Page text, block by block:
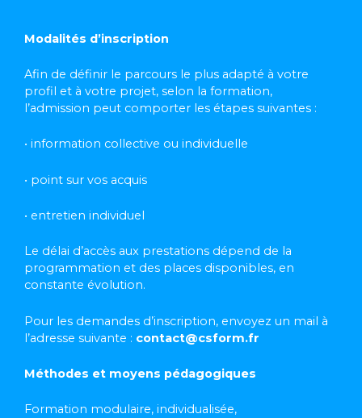
Modalités d’inscription
Afin de définir le parcours le plus adapté à votre
profil et à votre projet, selon la formation,
l’admission peut comporter les étapes suivantes :
• information collective ou individuelle
• point sur vos acquis
• entretien individuel
Le délai d’accès aux prestations dépend de la
programmation et des places disponibles, en
constante évolution.
Pour les demandes d’inscription, envoyez un mail à
l’adresse suivante : contact@csform.fr
Méthodes et moyens pédagogiques
Formation modulaire, individualisée,